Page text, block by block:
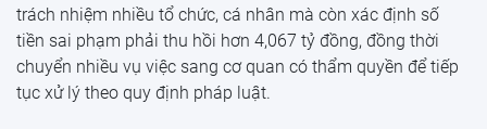
trách nhiệm nhiều tổ chức, cá nhân mà còn xác định số
tiền sai phạm phải thu hồi hơn 4,067 tỷ đồng, đồng thời
chuyển nhiều vụ việc sang cơ quan có thẩm quyền để tiếp
tục xử lý theo quy định pháp luật.